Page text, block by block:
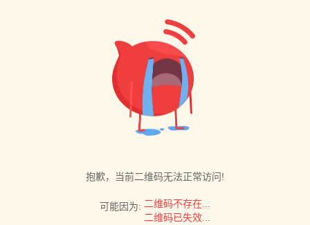
抱歉，当前二维码无法正常访问!
可能因为: 二维码不存在...
二维码已失效...